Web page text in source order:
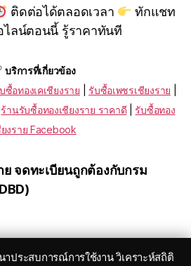
ติดต่อได้ตลอดเวลา
ทักแชท
ไลน์ตอนนี้ รู้ราคาทันที
บริการที่เกี่ยวข้อง
ซื้อทองเคเชียงราย รับซื้อเพชรเชียงราย
ร้านรับซื้อทองเชียงราย ราคาดี
รับซื้อทอง
ยงราย Facebook
ย จดทะเบียนถูกต้องกับกรม
ประสบการณ์การใช้งาน วิเคราะห์สถิติ